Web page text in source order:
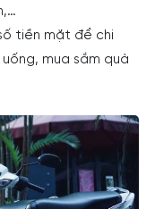
tiền mặt để chi
mua sắm quà